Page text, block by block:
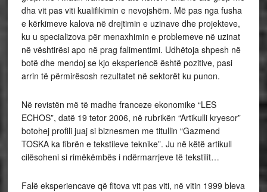
dha vit pas viti kualifikimin e nevojshëm. Më pas nga fusha
e kërkimeve kalova në drejtimin e uzinave dhe projekteve,
ku u specializova për menaxhimin e problemeve në uzinat
në vështirësi apo në prag falimentimi. Udhëtoja shpesh në
botë dhe mendoj se kjo eksperiencë është pozitive, pasi
arrin të përmirësosh rezultatet në sektorët ku punon.
Në revistën më të madhe franceze ekonomike “LES
ECHOS”, datë 19 tetor 2006, në rubrikën “Artikulli kryesor”
botohej profili juaj si biznesmen me titullin “Gazmend
TOSKA ka fibrën e tekstileve teknike”. Ju në këtë artikull
cilësoheni si rimëkëmbës i ndërmarrjeve të tekstilit…
Falë eksperiencave që fitova vit pas viti, në vitin 1999 bleva